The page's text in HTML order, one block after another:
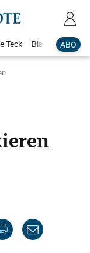
ABO
Teck Blaulicht